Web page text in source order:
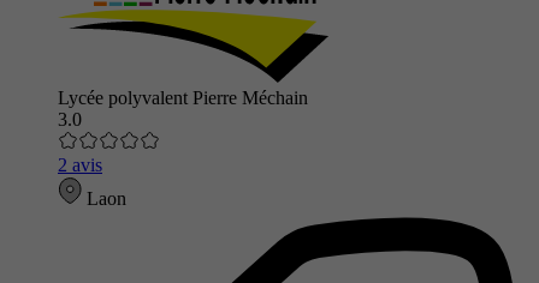
Lycée polyvalent Pierre Méchain
3.0
2 avis
Laon